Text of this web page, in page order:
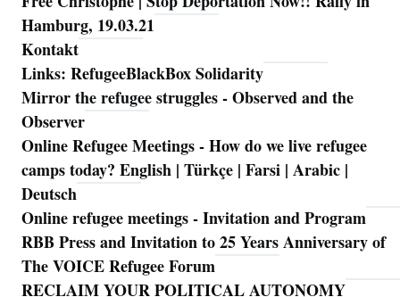
Hamburg, 19.03.21
Kontakt
Links: RefugeeBlackBox Solidarity
Mirror the refugee struggles - Observed and the
Observer
Online Refugee Meetings - How do we live refugee
camps today? English | Türkçe | Farsi | Arabic |
Deutsch
Online refugee meetings - Invitation and Program
RBB Press and Invitation to 25 Years Anniversary of
The VOICE Refugee Forum
RECLAIM YOUR POLITICAL AUTONOMY